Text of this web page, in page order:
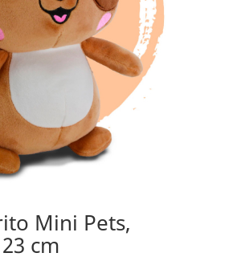
Mini Pets,
cm